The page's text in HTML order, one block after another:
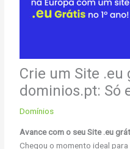
Crie um Site .eu
dominios.pt: Só
Domínios
Avance com o seu Site .eu
Chegou o momento ideal